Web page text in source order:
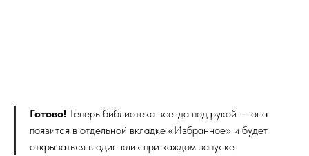
Готово! Теперь библиотека всегда под рукой — она
появится в отдельной вкладке «Избранное» и будет
открываться в один клик при каждом запуске.